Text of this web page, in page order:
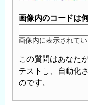
画像内のコードは
画像内に表示されて
この質問はあなた
テストし、自動化
のです。